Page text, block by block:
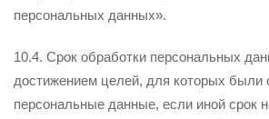
персональных данных».
10.4. Срок обработки персональных
достижением целей, для которых были
персональные данные, если иной срок